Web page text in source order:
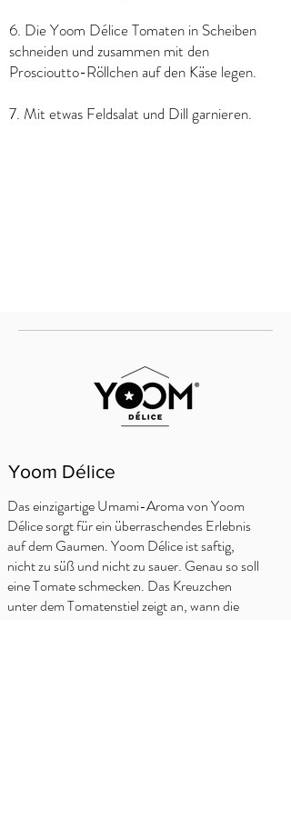
6. Die Yoom Délice Tomaten in Scheiben
schneiden und zusammen mit den
Proscioutto-Röllchen auf den Käse legen.
7. Mit etwas Feldsalat und Dill garnieren.
Yoom Délice
Das einzigartige Umami-Aroma von Yoom
Délice sorgt für ein überraschendes Erlebnis
auf dem Gaumen. Yoom Délice ist saftig,
nicht zu süß und nicht zu sauer. Genau so soll
eine Tomate schmecken. Das Kreuzchen
unter dem Tomatenstiel zeigt an, wann die